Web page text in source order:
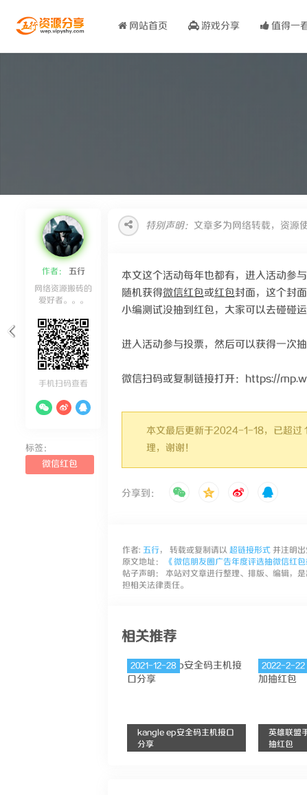
网站首页 游戏分享 值得一
作者：
五行
网络资源搬砖的
爱好者。。。
手机扫码查看
标签：
微信红包
特别声明： 文章多为网络转载，资源
本文这个活动每年也都有，进入活动参
随机获得微信红包或红包封面，这个封
小编测试没抽到红包，大家可以去碰碰
进入活动参与投票，然后可以获得一次
微信扫码或复制链接打开：https://
本文最后更新于2024-1-18，已超过
理，谢谢！
分享到：
作者: 五行， 转载或复制请以 超链接形式 并注明
原文地址：
《微信朋友圈广告年度评选抽微信红包
帖子声明： 本站对文章进行整理、排版、编辑，
担相关法律责任。
相关推荐
kangle ep安全码主机接口
分享
2021-12-28
英雄联盟
抽红包
2022-2-22